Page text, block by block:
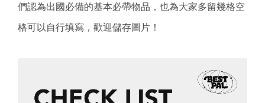
們認為出國必備的基本必帶物品，也為大家多留幾格空
格可以自行填寫，歡迎儲存圖片！